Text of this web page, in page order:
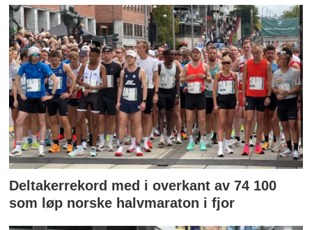
Deltakerrekord med i overkant av 74 100
som løp norske halvmaraton i fjor